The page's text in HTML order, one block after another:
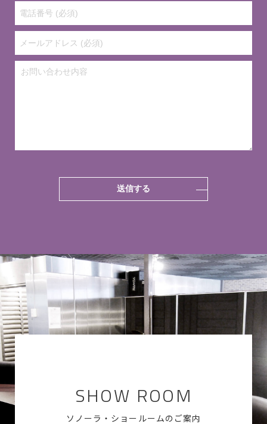
SHOW ROOM
ソノーラ・ショールームのご案内